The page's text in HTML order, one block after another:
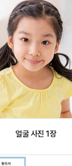
얼굴 사진 1장